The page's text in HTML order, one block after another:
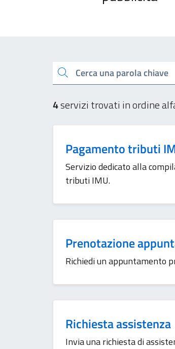
Cerca una parola chiave
4servizi trovati in ordine
Pagamento tributi
Servizio dedicato alla
tributi IMU.
Prenotazione
Richiedi un appuntamento
Richiesta assistenza
Invia una richiesta di